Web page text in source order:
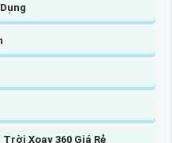
Xoay 360 Giá Rẻ